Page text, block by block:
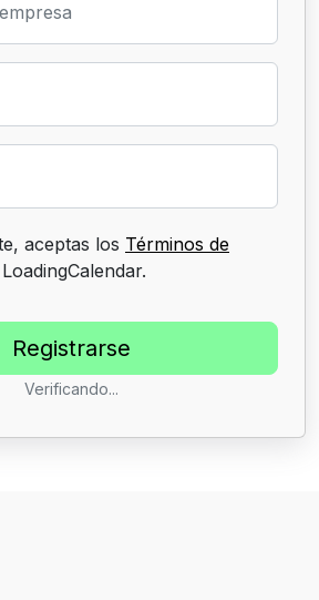
aceptas los Términos de
Verificando...